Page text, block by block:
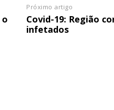
Próximo artigo
Covid-19: Região
infetados